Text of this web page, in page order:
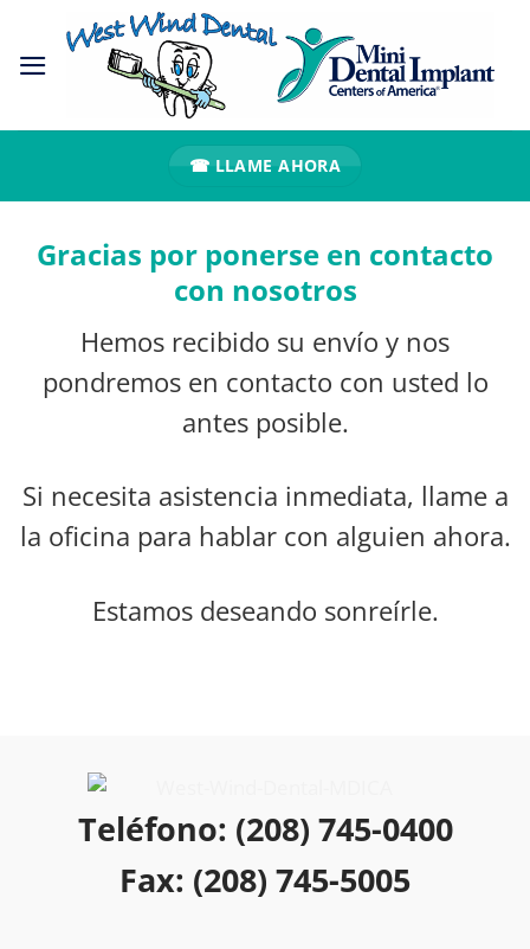
contenido
☎ LLAME AHORA
Gracias por ponerse en contacto
con nosotros
Hemos recibido su envío y nos
pondremos en contacto con usted lo
antes posible.
Si necesita asistencia inmediata, llame a
la oficina para hablar con alguien ahora.
Estamos deseando sonreírle.
Teléfono: (208) 745-0400
Fax: (208) 745-5005